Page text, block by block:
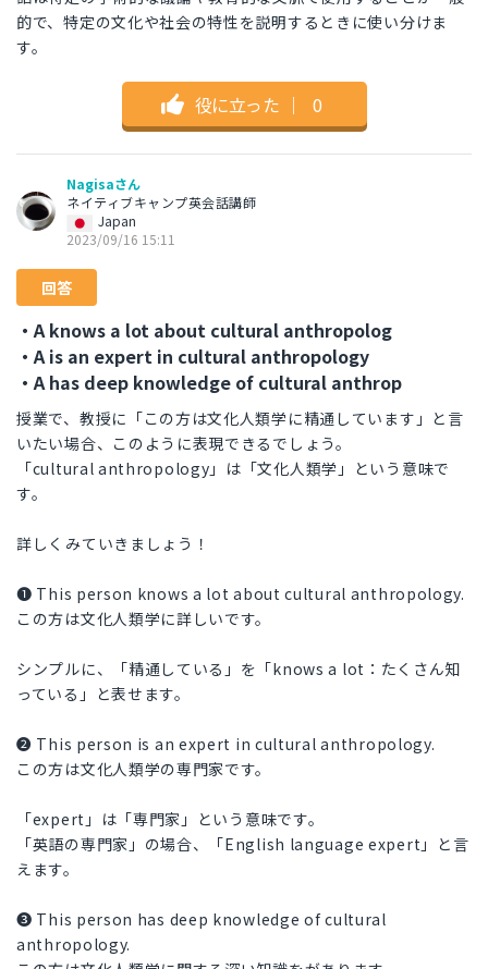
的で、特定の文化や社会の特性を説明するときに使い分けま
す。
役に立った ｜ 0
Nagisaさん
ネイティブキャンプ英会話講師
Japan
2023/09/16 15:11
回答
・A knows a lot about cultural anthropolog
・A is an expert in cultural anthropology
・A has deep knowledge of cultural anthrop
授業で、教授に「この方は文化人類学に精通しています」と言
いたい場合、このように表現できるでしょう。
「cultural anthropology」は「文化人類学」という意味で
す。
詳しくみていきましょう！
❶ This person knows a lot about cultural anthropology.
この方は文化人類学に詳しいです。
シンプルに、「精通している」を「knows a lot：たくさん知
っている」と表せます。
❷ This person is an expert in cultural anthropology.
この方は文化人類学の専門家です。
「expert」は「専門家」という意味です。
「英語の専門家」の場合、「English language expert」と言
えます。
❸ This person has deep knowledge of cultural
anthropology.